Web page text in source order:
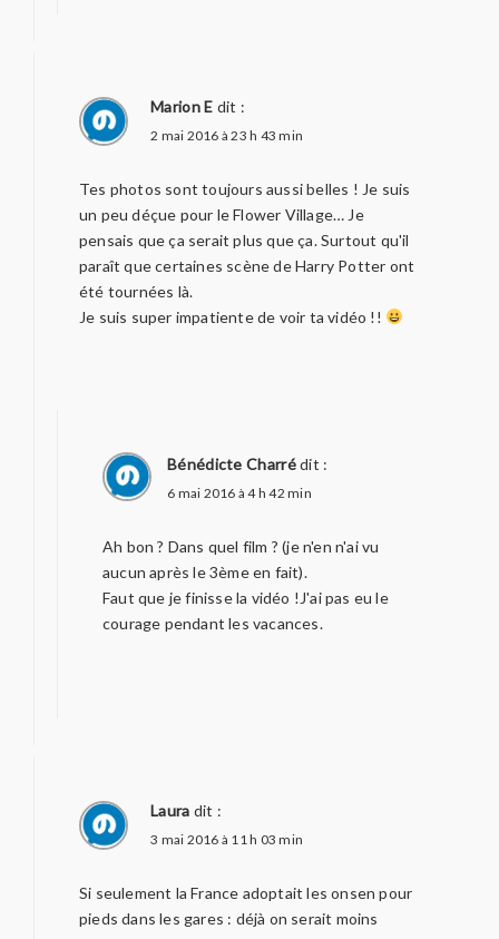
Marion E dit :
2 mai 2016 à 23 h 43 min
Tes photos sont toujours aussi belles ! Je suis
un peu déçue pour le Flower Village… Je
pensais que ça serait plus que ça. Surtout qu'il
paraît que certaines scène de Harry Potter ont
été tournées là.
Je suis super impatiente de voir ta vidéo !!
Bénédicte Charrédit :
6 mai 2016 à 4 h 42 min
Ah bon ? Dans quel film ? (je n'en n'ai vu
aucun après le 3ème en fait).
Faut que je finisse la vidéo !J'ai pas eu le
courage pendant les vacances.
Laura dit :
3 mai 2016 à 11 h 03 min
Si seulement la France adoptait les onsen pour
pieds dans les gares : déjà on serait moins